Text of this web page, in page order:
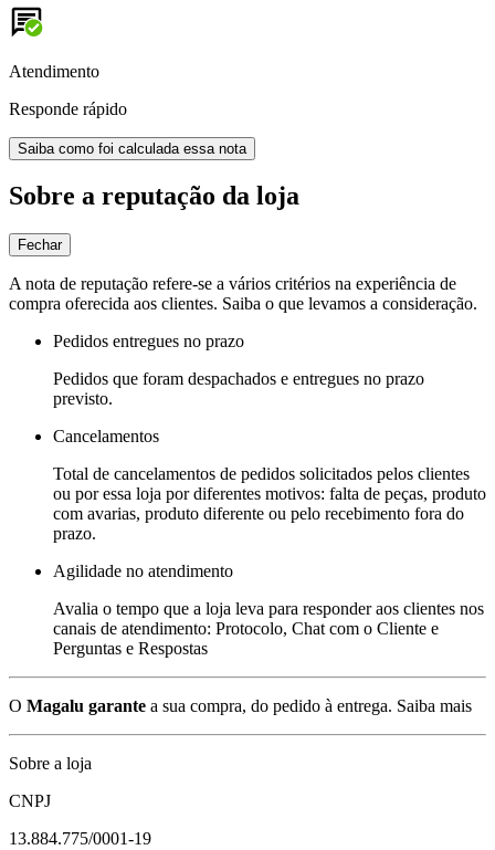
Atendimento
Responde rápido
Saiba como foi calculada essa nota
Sobre a reputação da loja
Fechar
A nota de reputação refere-se a vários critérios na experiência de
compra oferecida aos clientes. Saiba o que levamos a consideração.
Pedidos entregues no prazo
Pedidos que foram despachados e entregues no prazo
previsto.
Cancelamentos
Total de cancelamentos de pedidos solicitados pelos clientes
ou por essa loja por diferentes motivos: falta de peças, produto
com avarias, produto diferente ou pelo recebimento fora do
prazo.
Agilidade no atendimento
Avalia o tempo que a loja leva para responder aos clientes nos
canais de atendimento: Protocolo, Chat com o Cliente e
Perguntas e Respostas
O Magalu garante a sua compra, do pedido à entrega. Saiba mais
Sobre a loja
CNPJ
13.884.775/0001-19